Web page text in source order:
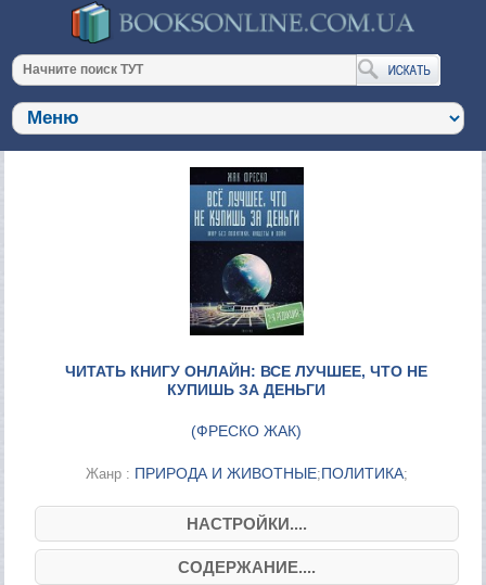
ЧИТАТЬ КНИГУ ОНЛАЙН: ВСЕ ЛУЧШЕЕ, ЧТО НЕ
КУПИШЬ ЗА ДЕНЬГИ
(ФРЕСКО ЖАК)
Жанр : ПРИРОДА И ЖИВОТНЫЕ;ПОЛИТИКА;
НАСТРОЙКИ....
СОДЕРЖАНИЕ....